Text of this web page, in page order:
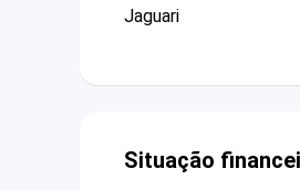
Jaguari
Situação